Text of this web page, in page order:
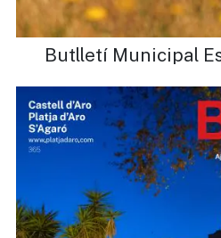
Butlletí Municipal